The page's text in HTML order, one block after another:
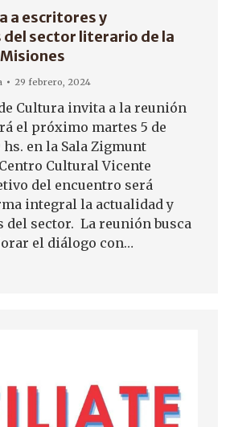
a escritores y
sector literario de la
29 febrero, 2024
Cultura invita a la reunión
el próximo martes 5 de
hs. en la Sala Zigmunt
Cultural Vicente
del encuentro será
integral la actualidad y
del sector. La reunión busca
el diálogo con…